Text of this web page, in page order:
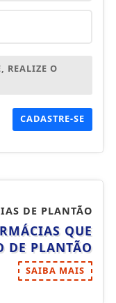
REALIZE O
CADASTRE-SE
DE PLANTÃO
QUE
DE PLANTÃO
SAIBA MAIS